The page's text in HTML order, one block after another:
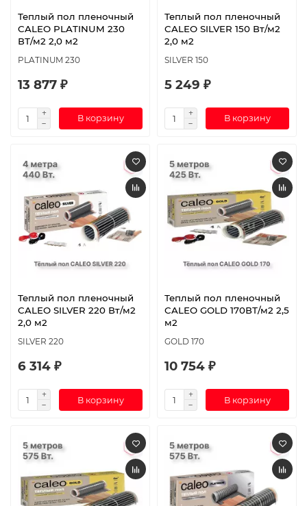
Теплый пол пленочный
CALEO PLATINUM 230
ВТ/м2 2,0 м2
PLATINUM 230
13 877 ₽
В корзину
Теплый пол пленочный
CALEO SILVER 150 Вт/м2
2,0 м2
SILVER 150
5 249 ₽
В корзину
Теплый пол пленочный
CALEO SILVER 220 Вт/м2
2,0 м2
SILVER 220
6 314 ₽
В корзину
Теплый пол пленочный
CALEO GOLD 170ВТ/м2 2,5
м2
GOLD 170
10 754 ₽
В корзину